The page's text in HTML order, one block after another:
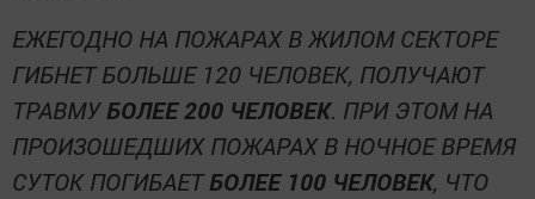
ЕЖЕГОДНО НА ПОЖАРАХ В ЖИЛОМ СЕКТОРЕ
ГИБНЕТ БОЛЬШЕ 120 ЧЕЛОВЕК, ПОЛУЧАЮТ
ТРАВМУБОЛЕЕ 200 ЧЕЛОВЕК. ПРИ ЭТОМ НА
ПРОИЗОШЕДШИХ ПОЖАРАХ В НОЧНОЕ ВРЕМЯ
СУТОК ПОГИБАЕТБОЛЕЕ 100 ЧЕЛОВЕК, ЧТО